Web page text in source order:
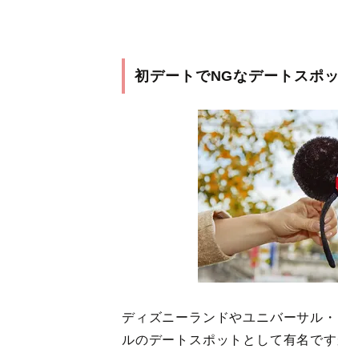
初デートでNGなデートスポ
ディズニーランドやユニバーサル
ルのデートスポットとして有名で